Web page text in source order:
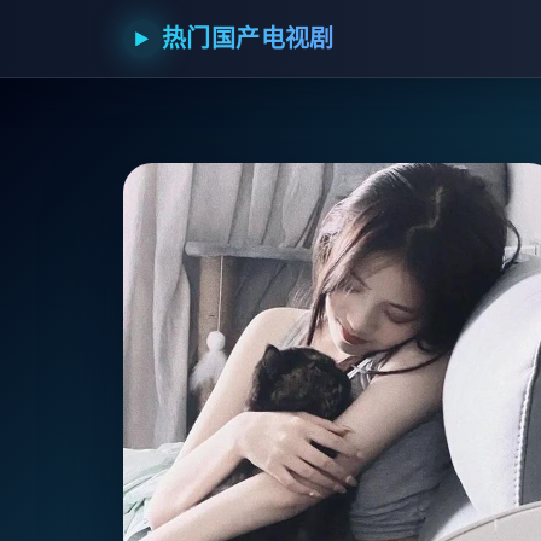
▶ 热门国产电视剧